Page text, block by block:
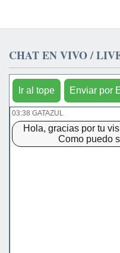
CHAT EN VIVO /
Ir al tope Enviar por
03:38 GATAZUL
Hola, gracias por tu
Como puedo